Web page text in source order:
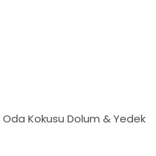
Kokusu Dolum & Yedek